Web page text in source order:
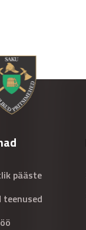
pääste
teenused